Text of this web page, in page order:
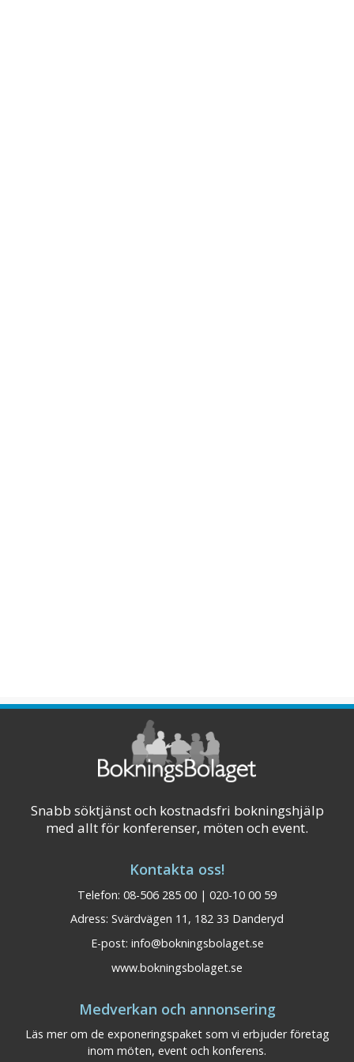
Snabb söktjänst och kostnadsfri bokningshjälp
med allt för konferenser, möten och event.
Kontakta oss!
Telefon: 08-506 285 00 | 020-10 00 59
Adress: Svärdvägen 11, 182 33 Danderyd
E-post: info@bokningsbolaget.se
www.bokningsbolaget.se
Medverkan och annonsering
Läs mer om de exponeringspaket som vi erbjuder företag
inom möten, event och konferens.